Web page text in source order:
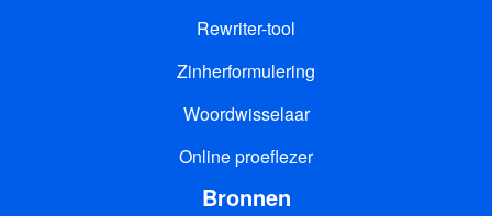
Rewriter-tool
Zinherformulering
Woordwisselaar
Online proeflezer
Bronnen